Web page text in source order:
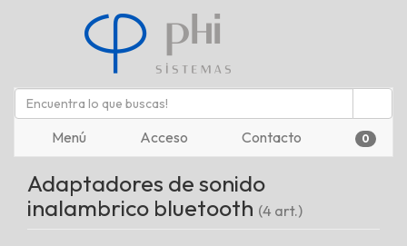
Menú Acceso Contacto 0
Adaptadores de sonido
inalambrico bluetooth (4 art.)